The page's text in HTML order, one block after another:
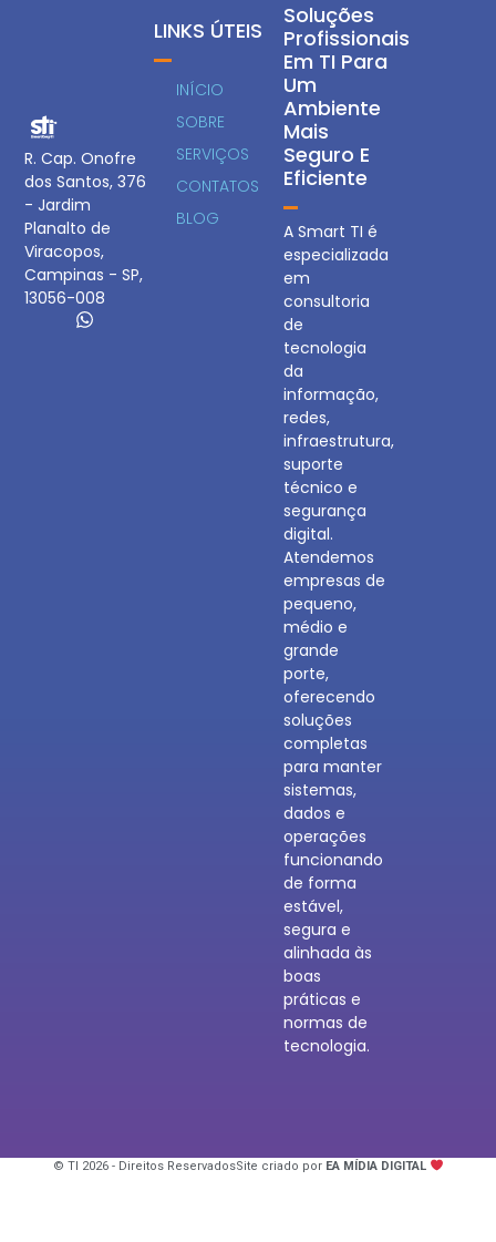
R. Cap. Onofre
dos Santos, 376
- Jardim
Planalto de
Viracopos,
Campinas - SP,
13056-008
Soluções
Profissionais
Em TI Para
Um
Ambiente
Mais
Seguro E
Eficiente
A Smart TI é
especializada
em
consultoria
de
tecnologia
da
informação,
redes,
infraestrutura,
suporte
técnico e
segurança
digital.
Atendemos
empresas de
pequeno,
médio e
grande
porte,
oferecendo
soluções
completas
para manter
sistemas,
dados e
operações
funcionando
de forma
estável,
segura e
alinhada às
boas
práticas e
normas de
tecnologia.
LINKS ÚTEIS
INÍCIO
SOBRE
SERVIÇOS
CONTATOS
BLOG
© TI 2026 - Direitos ReservadosSite criado por EA MÍDIA DIGITAL